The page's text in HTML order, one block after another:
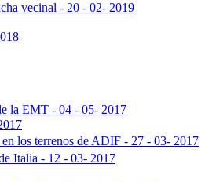
vecinal - 20 - 02- 2019
la EMT - 04 - 05- 2017
los terrenos de ADIF - 27 - 03- 2017
Italia - 12 - 03- 2017